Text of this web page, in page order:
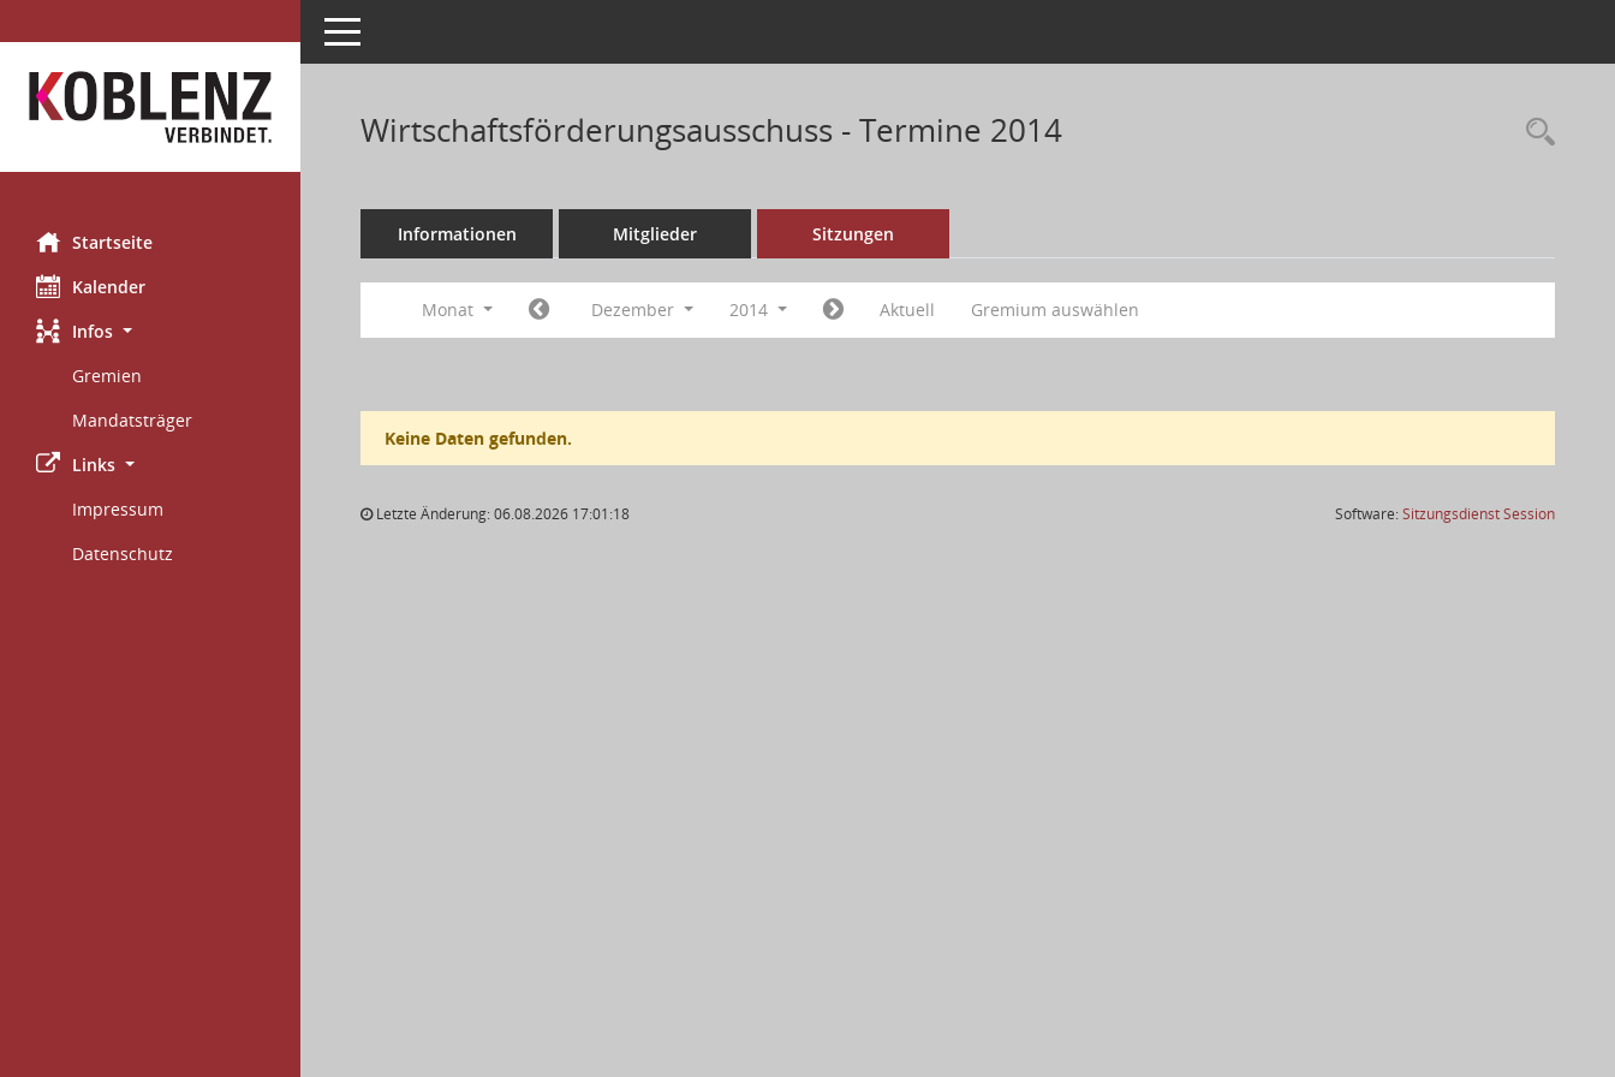
Startseite
Kalender
Infos
Gremien
Mandatsträger
Links
Impressum
Datenschutz
Toggle navigation
Wirtschaftsförderungsausschuss - Termine 2014
Informationen Mitglieder Sitzungen
Monat Dezember 2014 Aktuell Gremium auswählen
Keine Daten gefunden.
Letzte Änderung: 06.08.2026 17:01:18 Software:SitzungsdienstSession(Wird in